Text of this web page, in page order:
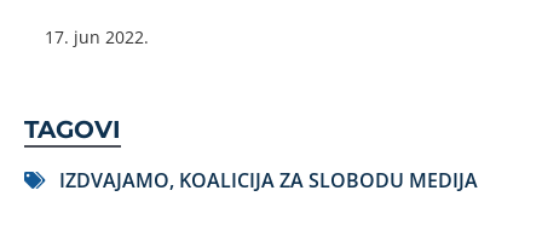
jun 2022.
TAGOVI
IZDVAJAMO, KOALICIJA ZA SLOBODU MEDIJA